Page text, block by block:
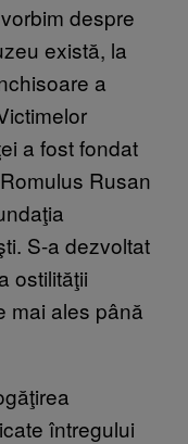
despre
există, la
a
a fost fondat
Rusan
S-a dezvoltat
ostilităţii
mai ales până
întregului